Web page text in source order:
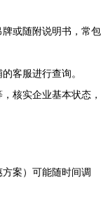
或随附说明书，常包
客服进行查询。
核实企业基本状态，
案）可能随时间调